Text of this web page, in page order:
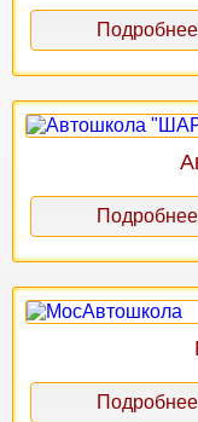
Подробнее
Подробнее
Подробнее